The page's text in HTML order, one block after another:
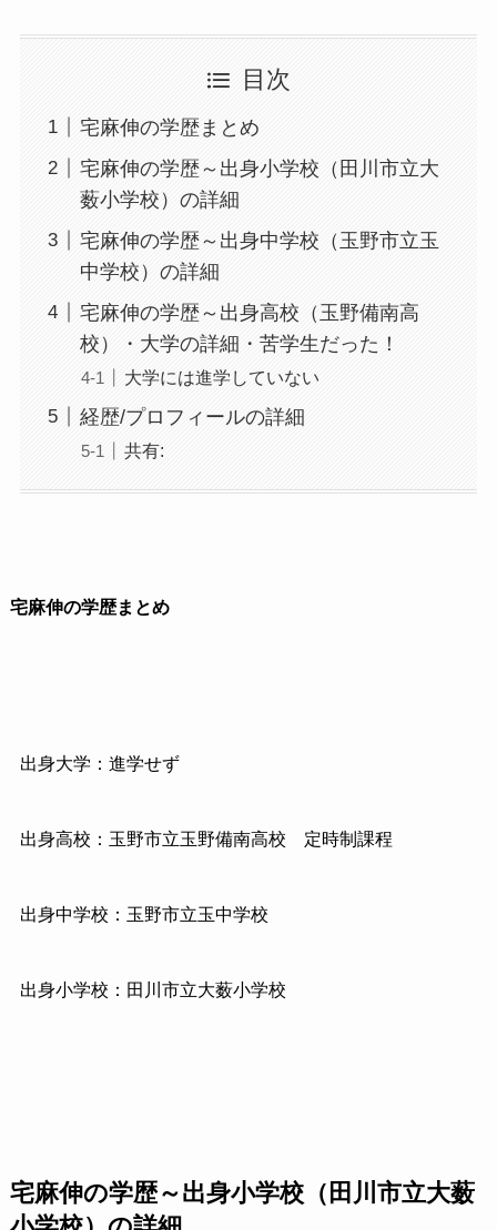
目次
宅麻伸の学歴まとめ
宅麻伸の学歴～出身小学校（田川市立大
薮小学校）の詳細
宅麻伸の学歴～出身中学校（玉野市立玉
中学校）の詳細
宅麻伸の学歴～出身高校（玉野備南高
校）・大学の詳細・苦学生だった！
大学には進学していない
経歴/プロフィールの詳細
共有:
宅麻伸の学歴まとめ
出身大学：進学せず
出身高校：玉野市立玉野備南高校 定時制課程
出身中学校：玉野市立玉中学校
出身小学校：田川市立大薮小学校
宅麻伸の学歴～出身小学校（田川市立大薮